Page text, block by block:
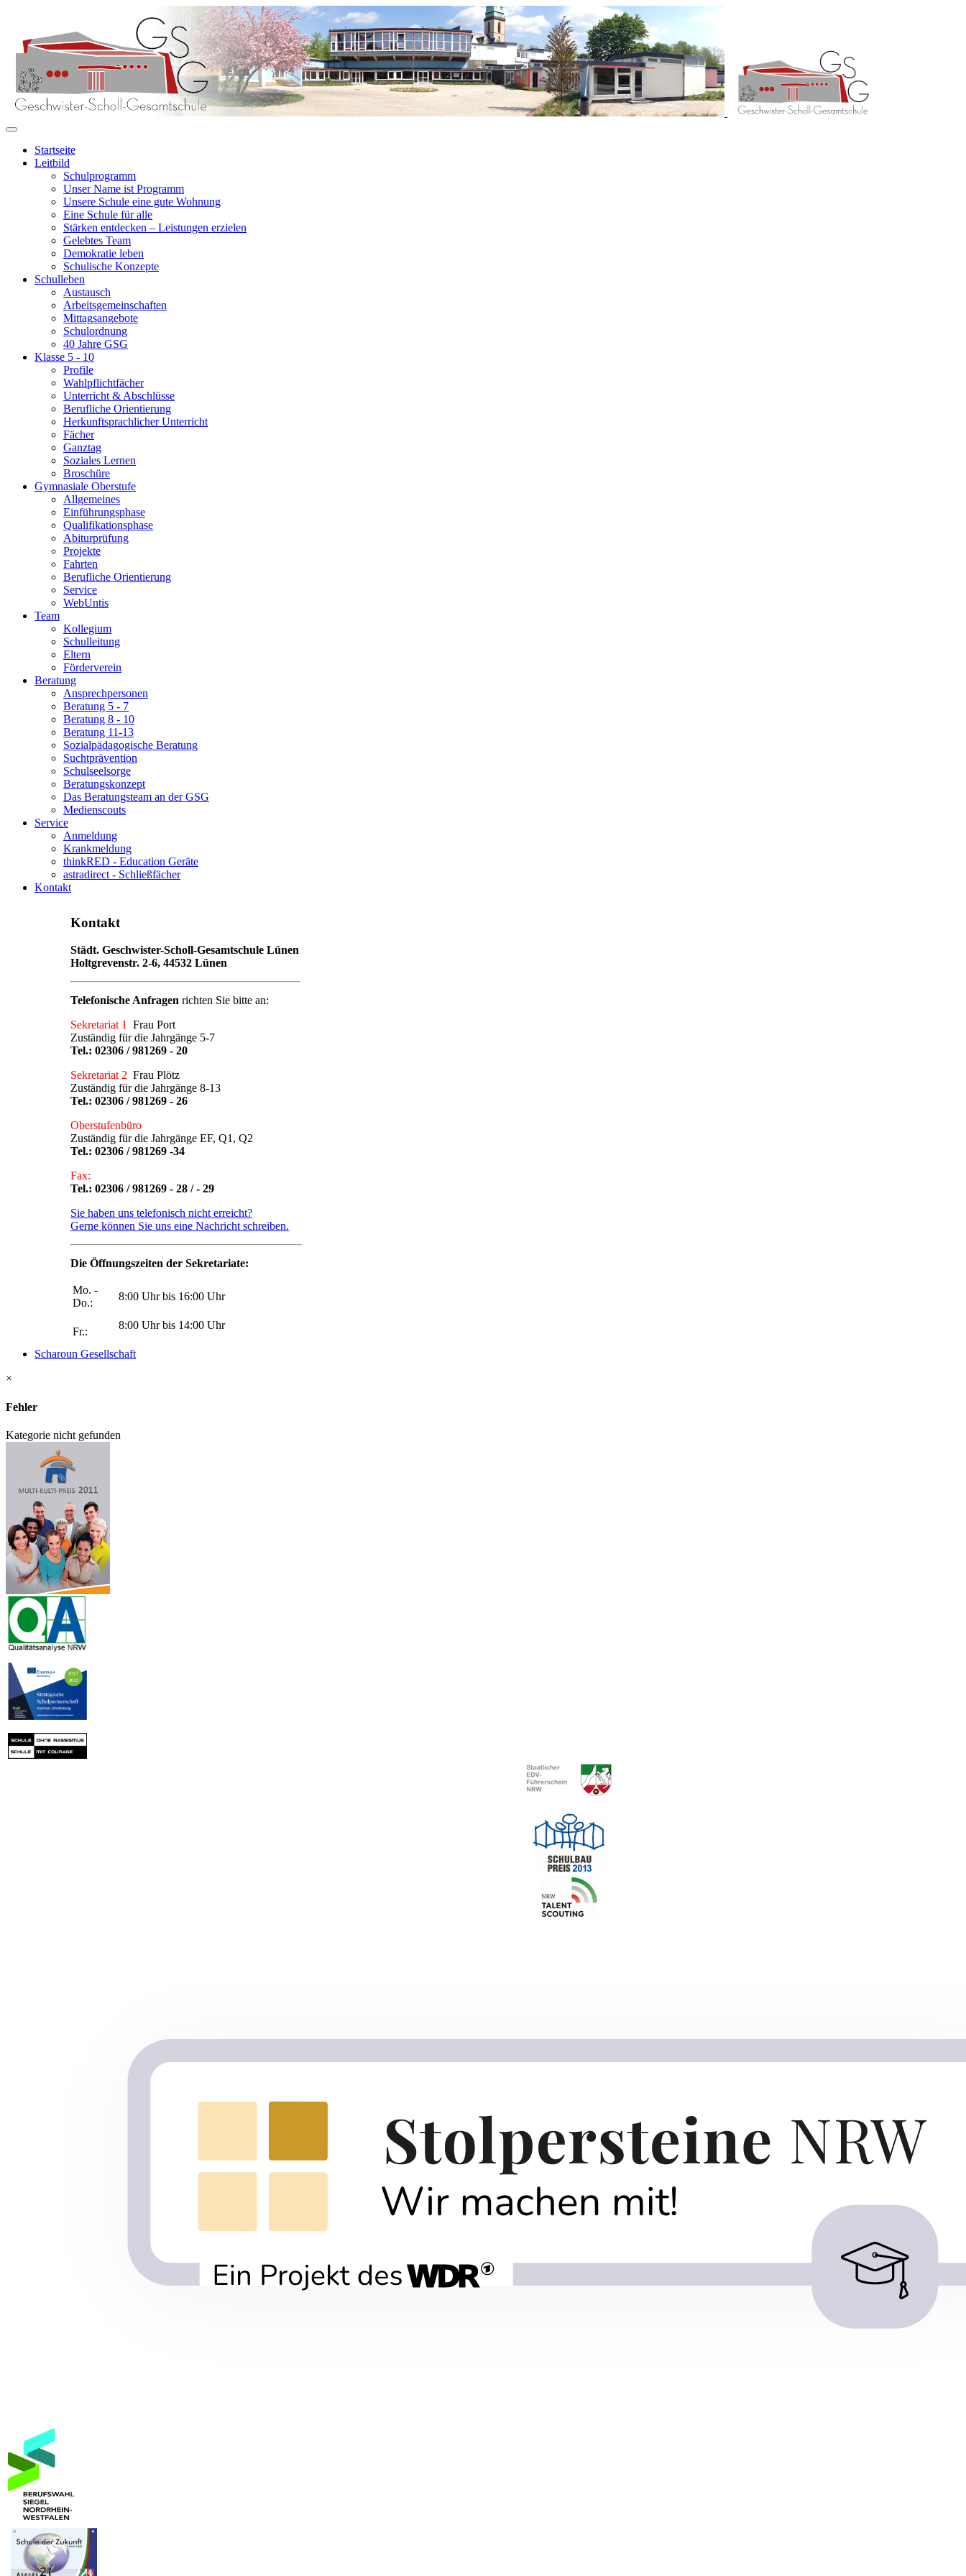
Startseite
Leitbild
Schulprogramm
Unser Name ist Programm
Unsere Schule eine gute Wohnung
Eine Schule für alle
Stärken entdecken – Leistungen erzielen
Gelebtes Team
Demokratie leben
Schulische Konzepte
Schulleben
Austausch
Arbeitsgemeinschaften
Mittagsangebote
Schulordnung
40 Jahre GSG
Klasse 5 - 10
Profile
Wahlpflichtfächer
Unterricht & Abschlüsse
Berufliche Orientierung
Herkunftsprachlicher Unterricht
Fächer
Ganztag
Soziales Lernen
Broschüre
Gymnasiale Oberstufe
Allgemeines
Einführungsphase
Qualifikationsphase
Abiturprüfung
Projekte
Fahrten
Berufliche Orientierung
Service
WebUntis
Team
Kollegium
Schulleitung
Eltern
Förderverein
Beratung
Ansprechpersonen
Beratung 5 - 7
Beratung 8 - 10
Beratung 11-13
Sozialpädagogische Beratung
Suchtprävention
Schulseelsorge
Beratungskonzept
Das Beratungsteam an der GSG
Medienscouts
Service
Anmeldung
Krankmeldung
thinkRED - Education Geräte
astradirect - Schließfächer
Kontakt
Kontakt
Städt. Geschwister-Scholl-Gesamtschule Lünen
Holtgrevenstr. 2-6, 44532 Lünen
Telefonische Anfragen richten Sie bitte an:
Sekretariat 1 Frau Port
Zuständig für die Jahrgänge 5-7
Tel.: 02306 / 981269 - 20
Sekretariat 2 Frau Plötz
Zuständig für die Jahrgänge 8-13
Tel.: 02306 / 981269 - 26
Oberstufenbüro
Zuständig für die Jahrgänge EF, Q1, Q2
Tel.: 02306 / 981269 -34
Fax:
Tel.: 02306 / 981269 - 28 / - 29
Sie haben uns telefonisch nicht erreicht?
Gerne können Sie uns eine Nachricht schreiben.
Die Öffnungszeiten der Sekretariate:
Mo. -
Do.:
8:00 Uhr bis 16:00 Uhr
Fr.:
8:00 Uhr bis 14:00 Uhr
Scharoun Gesellschaft
×
Fehler
Kategorie nicht gefunden